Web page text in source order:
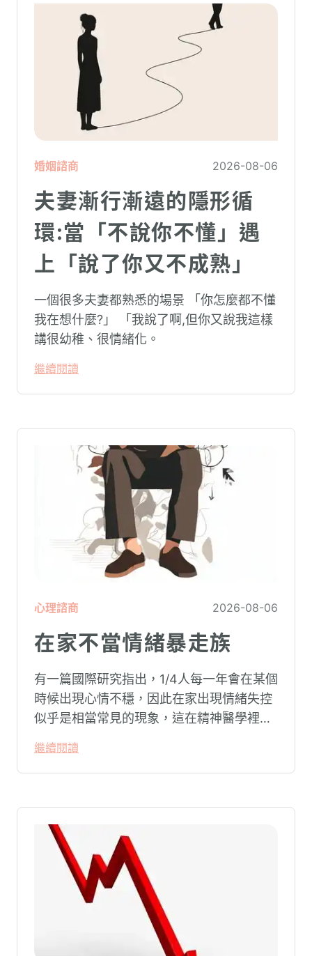
婚姻諮商 2026-08-06
夫妻漸行漸遠的隱形循
環:當「不說你不懂」遇
上「說了你又不成熟」
一個很多夫妻都熟悉的場景 「你怎麼都不懂
我在想什麼?」 「我說了啊,但你又說我這樣
講很幼稚、很情緒化。
繼續閱讀
心理諮商 2026-08-06
在家不當情緒暴走族
有一篇國際研究指出，1/4人每一年會在某個
時候出現心情不穩，因此在家出現情緒失控
似乎是相當常見的現象，這在精神醫學裡不
系統在長久使用之下，突然在某一次需要處
理更高層次的資料時，電腦呈現當機現象，
造成重大影響。
繼續閱讀